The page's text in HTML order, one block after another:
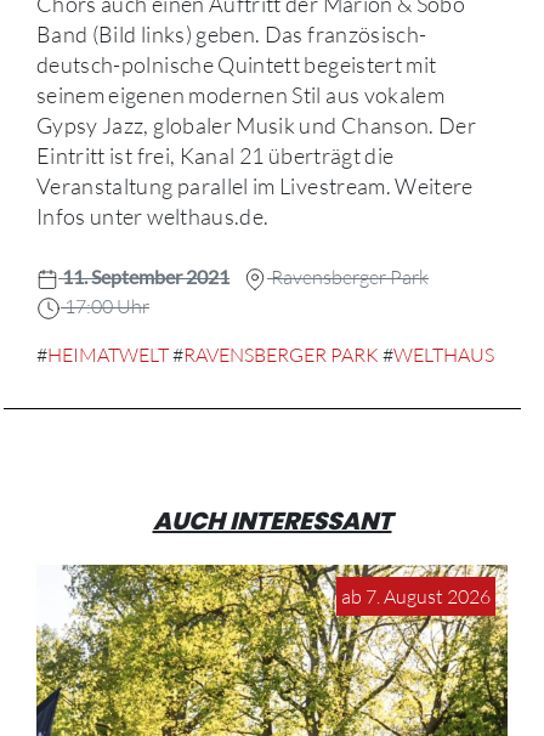
Band (Bild links) geben. Das französisch-
deutsch-polnische Quintett begeistert mit
seinem eigenen modernen Stil aus vokalem
Gypsy Jazz, globaler Musik und Chanson. Der
Eintritt ist frei, Kanal 21 überträgt die
Veranstaltung parallel im Livestream. Weitere
Infos unter welthaus.de.
11. September 2021
Ravensberger Park
17:00 Uhr
#HEIMATWELT#RAVENSBERGER PARK #WELTHAUS
AUCH INTERESSANT
ab 7. August 2026